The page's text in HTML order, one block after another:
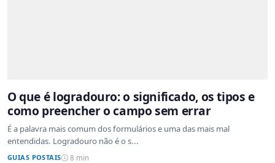
O que é logradouro: o significado, os tipos e
como preencher o campo sem errar
É a palavra mais comum dos formulários e uma das mais mal
entendidas. Logradouro não é o s...
GUIAS POSTAIS 8 min